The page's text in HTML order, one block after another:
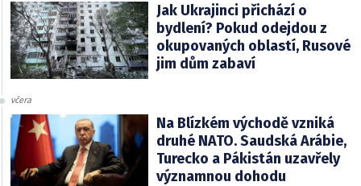
Jak Ukrajinci přichází o
bydlení? Pokud odejdou z
okupovaných oblastí, Rusové
jim dům zabaví
včera
Na Blízkém východě vzniká
druhé NATO. Saudská Arábie,
Turecko a Pákistán uzavřely
významnou dohodu